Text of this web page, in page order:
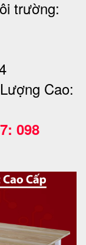
trường:
Cao:
098